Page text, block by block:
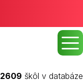
2609 škôl v databáze